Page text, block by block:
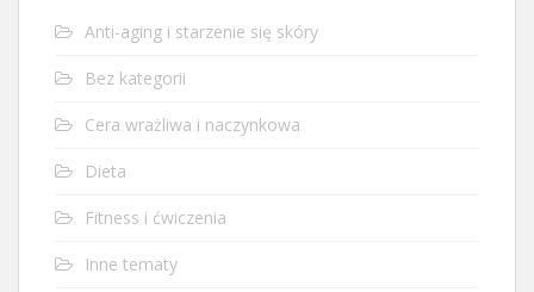
Anti-aging i starzenie się skóry
Bez kategorii
Cera wrażliwa i naczynkowa
Dieta
Fitness i ćwiczenia
Inne tematy